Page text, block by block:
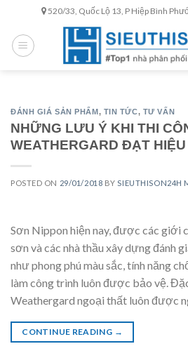
content
520/33, Quốc Lộ 13, P Hiệp Bình
ĐÁNH GIÁ SẢN PHẨM, TIN TỨC, TƯ VẤN
NHỮNG LƯU Ý KHI THI
WEATHERGARD ĐẠT
POSTED ON 29/01/2018 BY SIEUTHISON24H
Sơn Nippon hiện nay, được các giới
sơn và các nhà thầu xây dựng đánh
như phong phú màu sắc, tính năng
làm công trình luôn được bảo vệ.
Weathergard ngoại thất luôn được
CONTINUE READING →